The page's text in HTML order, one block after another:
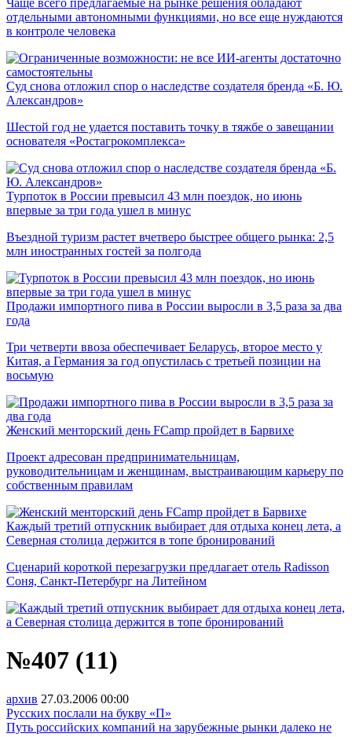
Чаще всего предлагаемые на рынке решения обладают
отдельными автономными функциями, но все еще нуждаются
в контроле человека
Суд снова отложил спор о наследстве создателя бренда «Б. Ю.
Александров»
Шестой год не удается поставить точку в тяжбе о завещании
основателя «Ростагрокомплекса»
Турпоток в России превысил 43 млн поездок, но июнь
впервые за три года ушел в минус
Въездной туризм растет вчетверо быстрее общего рынка: 2,5
млн иностранных гостей за полгода
Продажи импортного пива в России выросли в 3,5 раза за два
года
Три четверти ввоза обеспечивает Беларусь, второе место у
Китая, а Германия за год опустилась с третьей позиции на
восьмую
Женский менторский день FCamp пройдет в Барвихе
Проект адресован предпринимательницам,
руководительницам и женщинам, выстраивающим карьеру по
собственным правилам
Каждый третий отпускник выбирает для отдыха конец лета, а
Северная столица держится в топе бронирований
Сценарий короткой перезагрузки предлагает отель Radisson
Соня, Санкт-Петербург на Литейном
№407 (11)
архив 27.03.2006 00:00
Русских послали на букву «П»
Путь российских компаний на зарубежные рынки далеко не